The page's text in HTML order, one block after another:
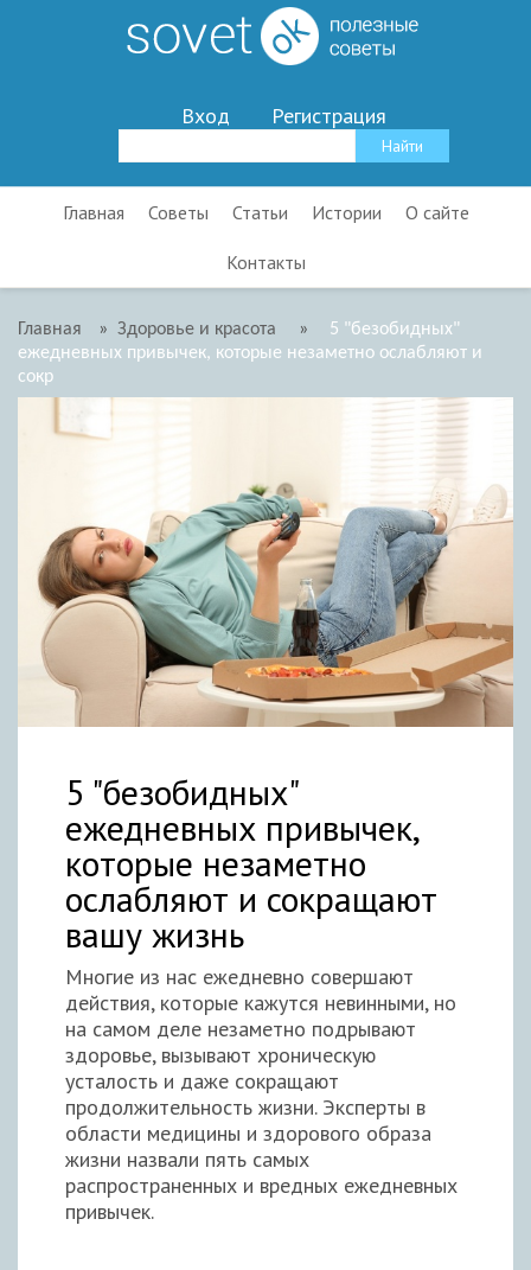
Вход Регистрация
Главная Советы Статьи Истории О сайте
Контакты
Главная » Здоровье и красота »
5 "безобидных"
ежедневных привычек, которые незаметно ослабляют и
сокр
5 "безобидных"
ежедневных привычек,
которые незаметно
ослабляют и сокращают
вашу жизнь
Многие из нас ежедневно совершают
действия, которые кажутся невинными, но
на самом деле незаметно подрывают
здоровье, вызывают хроническую
усталость и даже сокращают
продолжительность жизни. Эксперты в
области медицины и здорового образа
жизни назвали пять самых
распространенных и вредных ежедневных
привычек.